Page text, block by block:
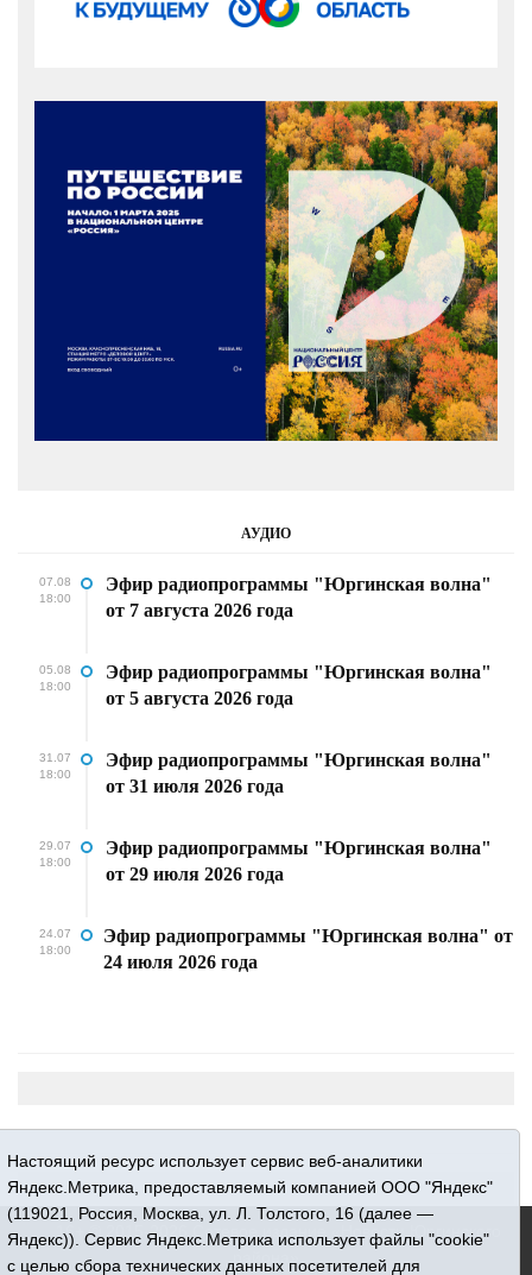
АУДИО
07.08
18:00
Эфир радиопрограммы "Юргинская волна"
от 7 августа 2026 года
05.08
18:00
Эфир радиопрограммы "Юргинская волна"
от 5 августа 2026 года
31.07
18:00
Эфир радиопрограммы "Юргинская волна"
от 31 июля 2026 года
29.07
18:00
Эфир радиопрограммы "Юргинская волна"
от 29 июля 2026 года
24.07
18:00
Эфир радиопрограммы "Юргинская волна" от
24 июля 2026 года
16+ © 2015-2026 Сетевое издание «Новости Юргинского
Настоящий ресурс использует сервис веб-аналитики
Яндекс.Метрика, предоставляемый компанией ООО "Яндекс"
(119021, Россия, Москва, ул. Л. Толстого, 16 (далее —
Яндекс)). Сервис Яндекс.Метрика использует файлы "cookie"
с целью сбора технических данных посетителей для